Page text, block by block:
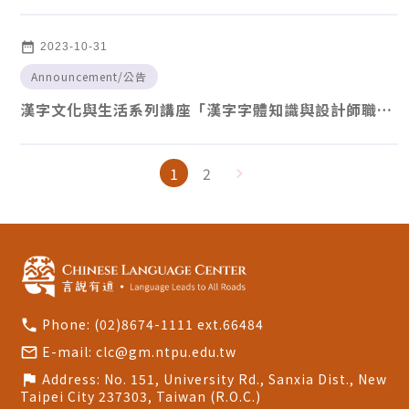
Announcement/公告
date_range 2023-10-31
漢字文化與生活系列講座「漢字字體知識與設計師職
1
2
call Phone: (02)8674-1111 ext.66484
mail_outline E-mail:clc@gm.ntpu.edu.tw
flag Address: No. 151, University Rd., Sanxia Dist., New
Taipei City 237303, Taiwan (R.O.C.)